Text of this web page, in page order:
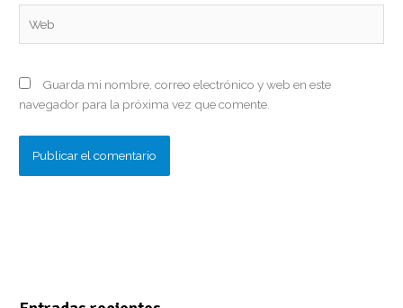
Guarda mi nombre, correo electrónico y web en este
navegador para la próxima vez que comente.